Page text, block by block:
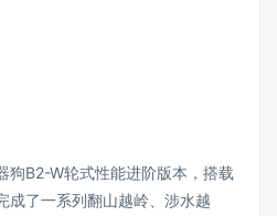
狗B2-W轮式性能进阶版本，搭载
成了一系列翻山越岭、涉水越